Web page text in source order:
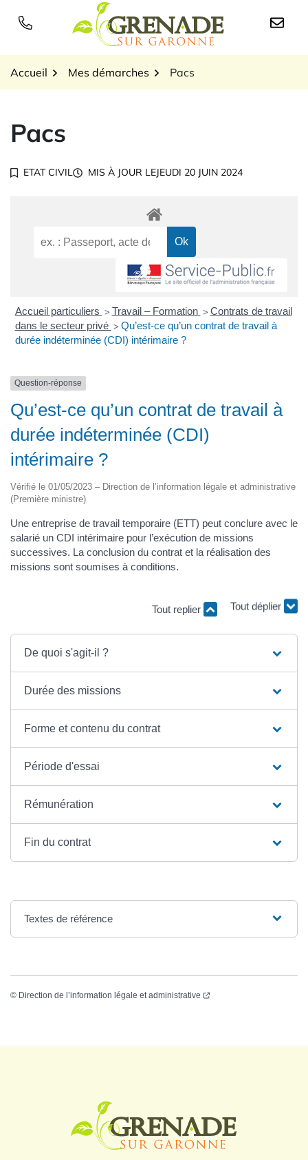
Logo Grenade sur
Accueil Mes démarches Pacs
Pacs
ETAT CIVIL MIS À JOUR LEJEUDI 20 JUIN 2024
Accueil particuliers > Travail – Formation > Contrats de travail
dans le secteur privé > Qu’est-ce qu’un contrat de travail à
durée indéterminée (CDI) intérimaire ?
Question-réponse
Qu’est-ce qu’un contrat de travail à
durée indéterminée (CDI)
intérimaire ?
Vérifié le 01/05/2023 – Direction de l’information légale et administrative
(Première ministre)
Une entreprise de travail temporaire (ETT) peut conclure avec le
salarié un CDI intérimaire pour l’exécution de missions
successives. La conclusion du contrat et la réalisation des
missions sont soumises à conditions.
Tout replier Tout déplier
De quoi s'agit-il ?
Durée des missions
Forme et contenu du contrat
Période d'essai
Rémunération
Fin du contrat
Textes de référence
© Direction de l’information légale et administrative